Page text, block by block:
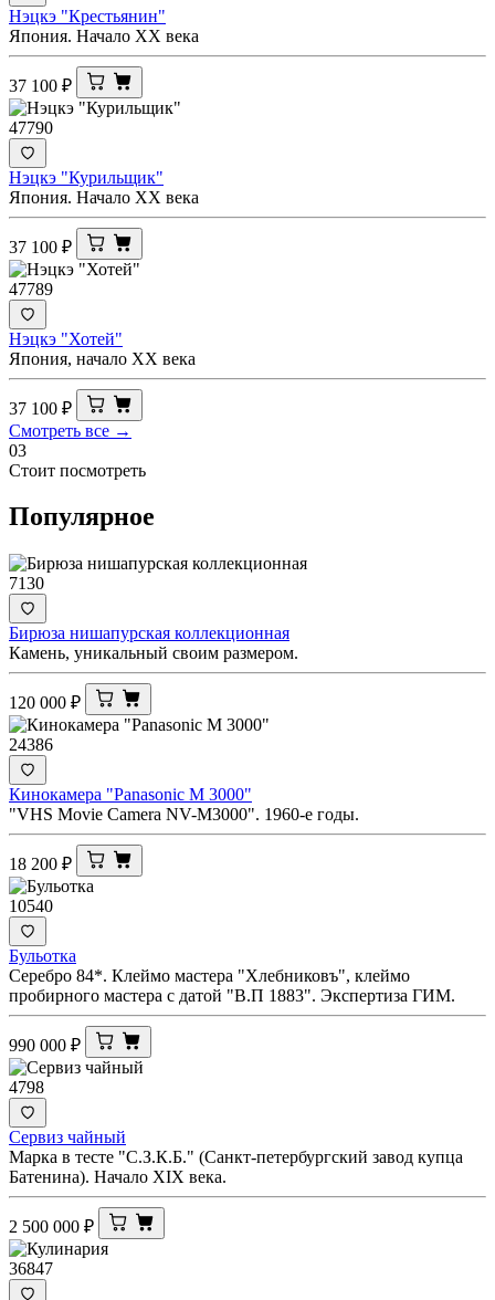
Нэцкэ "Крестьянин"
Япония. Начало XX века
37 100 ₽
47790
Нэцкэ "Курильщик"
Япония. Начало XX века
37 100 ₽
47789
Нэцкэ "Хотей"
Япония, начало ХХ века
37 100 ₽
Смотреть все →
03
Стоит посмотреть
Популярное
7130
Бирюза нишапурская коллекционная
Камень, уникальный своим размером.
120 000 ₽
24386
Кинокамера "Panasonic M 3000"
"VHS Movie Camera NV-M3000". 1960-е годы.
18 200 ₽
10540
Бульотка
Серебро 84*. Клеймо мастера "Хлебниковъ", клеймо
пробирного мастера с датой "В.П 1883". Экспертиза ГИМ.
990 000 ₽
4798
Сервиз чайный
Марка в тесте "С.З.К.Б." (Санкт-петербургский завод купца
Батенина). Начало XIX века.
2 500 000 ₽
36847